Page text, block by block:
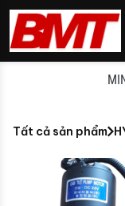
Tất cả sản phẩm